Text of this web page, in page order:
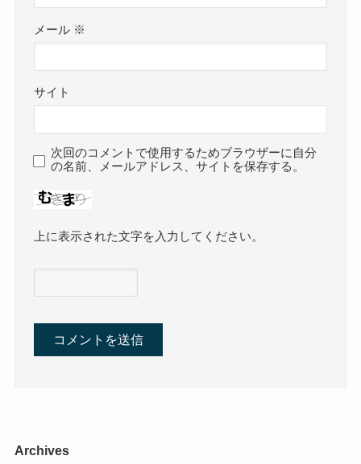
メール ※
サイト
次回のコメントで使用するためブラウザーに自分
の名前、メールアドレス、サイトを保存する。
上に表示された文字を入力してください。
Archives